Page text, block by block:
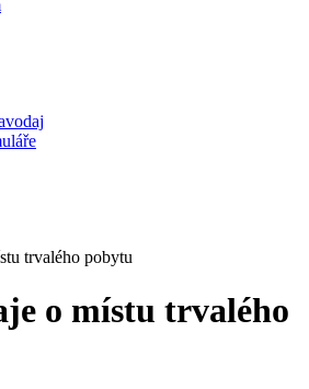
trvalého pobytu
o místu trvalého